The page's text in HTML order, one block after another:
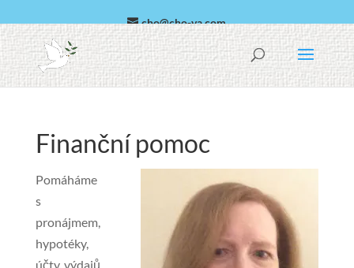
cho@cho-va.com
arabština
Español
Finanční pomoc
Pomáháme
s
pronájmem,
hypotéky,
účty, výdajů